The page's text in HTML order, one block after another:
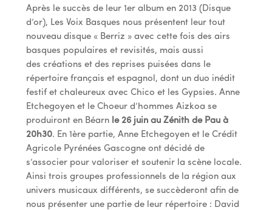
Après le succès de leur 1er album en 2013 (Disque
d’or), Les Voix Basques nous présentent leur tout
nouveau disque « Berriz » avec cette fois des airs
basques populaires et revisités, mais aussi
des créations et des reprises puisées dans le
répertoire français et espagnol, dont un duo inédit
festif et chaleureux avec Chico et les Gypsies. Anne
Etchegoyen et le Choeur d’hommes Aizkoa se
produiront en Béarnle 26 juin au Zénith de Pau à
20h30. En 1ère partie, Anne Etchegoyen et le Crédit
Agricole Pyrénées Gascogne ont décidé de
s’associer pour valoriser et soutenir la scène locale.
Ainsi trois groupes professionnels de la région aux
univers musicaux différents, se succèderont afin de
nous présenter une partie de leur répertoire : David